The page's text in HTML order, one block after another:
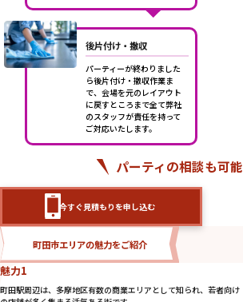
後片付け・撤収
パーティーが終わりました
ら後片付け・撤収作業ま
で、会場を元のレイアウト
に戻すところまで全て弊社
のスタッフが責任を持って
ご対応いたします。
パーティの相談も可能
今すぐ見積もりを申し込む
町田市エリアの魅力をご紹介
魅力1
町田駅周辺は、多摩地区有数の商業エリアとして知られ、若者向け